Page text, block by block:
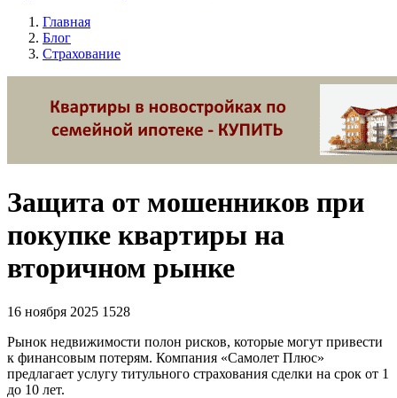
Главная
Блог
Страхование
Защита от мошенников при
покупке квартиры на
вторичном рынке
16 ноября 2025 1528
Рынок недвижимости полон рисков, которые могут привести
к финансовым потерям. Компания «Самолет Плюс»
предлагает услугу титульного страхования сделки на срок от 1
до 10 лет.